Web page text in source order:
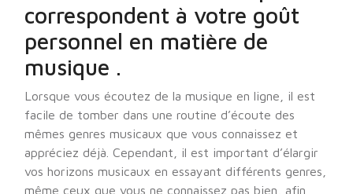
correspondent à votre goût
personnel en matière de
musique .
Lorsque vous écoutez de la musique en ligne, il est
facile de tomber dans une routine d’écoute des
mêmes genres musicaux que vous connaissez et
appréciez déjà. Cependant, il est important d’élargir
vos horizons musicaux en essayant différents genres,
même ceux que vous ne connaissez pas bien, afin